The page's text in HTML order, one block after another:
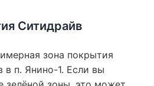
Ситидрайв
зона покрытия
в п. Янино-1. Если вы